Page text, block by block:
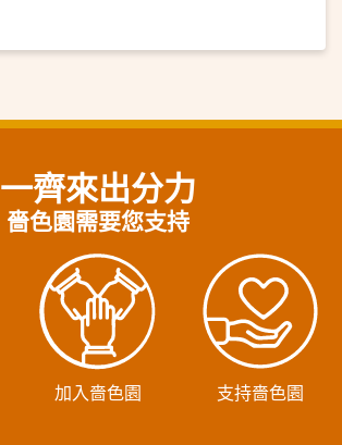
一齊來出分力
嗇色園需要您支持
加入嗇色園 支持嗇色園